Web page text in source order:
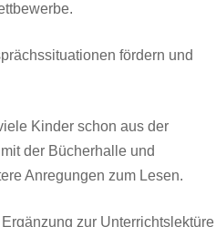
fördern und
Kinder schon aus der
der Bücherhalle und
Anregungen zum Lesen.
zur Unterrichtslektüre